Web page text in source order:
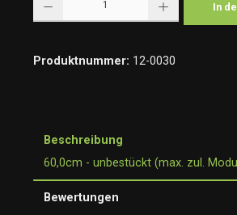
In
Produktnummer: 12-0030
Beschreibung
60,0cm - unbestückt (max. zul.
Bewertungen